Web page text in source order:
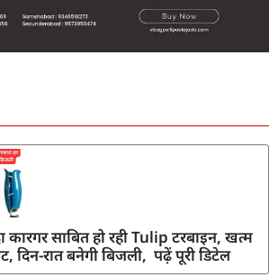
कारगर साबित हो रही Tulip टरबाइन, खत्म
दिन-रात बनेगी बिजली, पढ़ें पूरी डिटेल